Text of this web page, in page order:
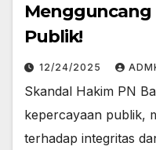
Mengguncang
Publik!
12/24/2025
Skandal Hakim PN
kepercayaan publik,
terhadap integritas